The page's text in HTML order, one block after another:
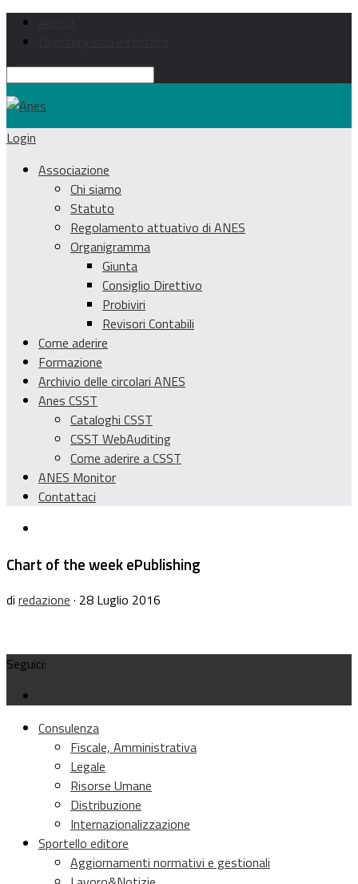
Login
Associazione
Chi siamo
Statuto
Regolamento attuativo di ANES
Organigramma
Giunta
Consiglio Direttivo
Probiviri
Revisori Contabili
Come aderire
Formazione
Archivio delle circolari ANES
Anes CSST
Cataloghi CSST
CSST WebAuditing
Come aderire a CSST
ANES Monitor
Contattaci
Chart of the week ePublishing
di redazione · 28 Luglio 2016
Seguici:
Consulenza
Fiscale, Amministrativa
Legale
Risorse Umane
Distribuzione
Internazionalizzazione
Sportello editore
Aggiornamenti normativi e gestionali